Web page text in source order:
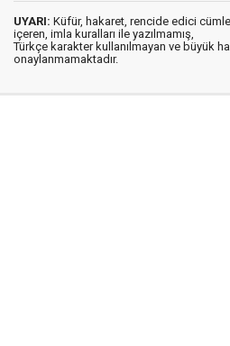
UYARI: Küfür, hakaret, rencide edici
içeren, imla kuralları ile yazılmamış,
Türkçe karakter kullanılmayan ve büyük
onaylanmamaktadır.